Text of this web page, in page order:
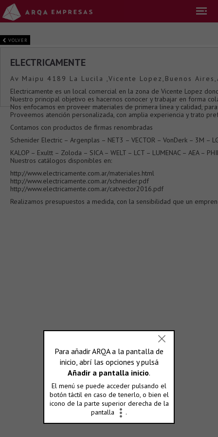
VOLVER
ELECTRICAMENTE
Av Maipu 4189 La Lucila ,Vicente Lopez,Buenos
Electricamente es un local comercial en la zona de Vicente Lopez
Nuestro principal objetivo es hacernos conocer y trabajar en forma
Nos enfocamos en proveer materiales de primera linea y calidad,
Proveemos atención personalizada, con amplia experiencia y trato
Contamos con productos de firmas renombradas
Schenider Electric – Argenplas – NET3 – VECTOR – VonDerk – 3M –
KALOP – Exultt – Zoloda – SICA – WELT – LCT – LUMENAC – AEA –
Nuestros catálogos disponibles en:
http://www.electricamente.com.ar/materiales.html
http://www.electricamente.com.ar/schneider.pdf
http://www.electricamente.com.ar/catvector2016.pdf
Realizamos presupuestos a medida, con la sensibilidad que un